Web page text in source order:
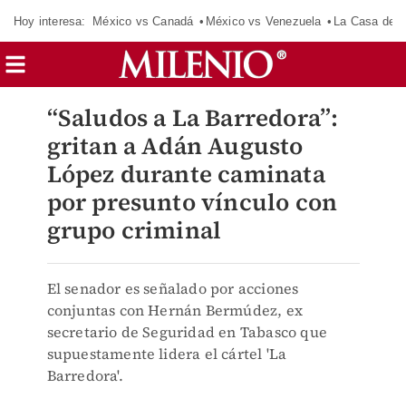
Hoy interesa: México vs Canadá México vs Venezuela La Casa de
“Saludos a La Barredora”:
gritan a Adán Augusto
López durante caminata
por presunto vínculo con
grupo criminal
El senador es señalado por acciones
conjuntas con Hernán Bermúdez, ex
secretario de Seguridad en Tabasco que
supuestamente lidera el cártel 'La
Barredora'.